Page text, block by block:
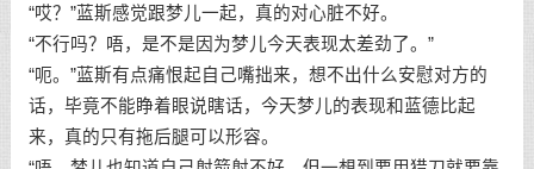
“哎？”蓝斯感觉跟梦儿一起，真的对心脏不好。
“不行吗？唔，是不是因为梦儿今天表现太差劲了。”
“呃。”蓝斯有点痛恨起自己嘴拙来，想不出什么安慰对方的
话，毕竟不能睁着眼说瞎话，今天梦儿的表现和蓝德比起
来，真的只有拖后腿可以形容。